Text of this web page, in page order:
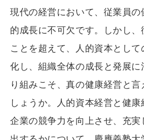
現代の経営において、従業員の
的成長に不可欠です。しかし、
ことを超えて、人的資本とし
化し、組織全体の成長と発展に
り組みこそ、真の健康経営と
しょうか。人的資本経営と健
企業の競争力を向上させ、充実